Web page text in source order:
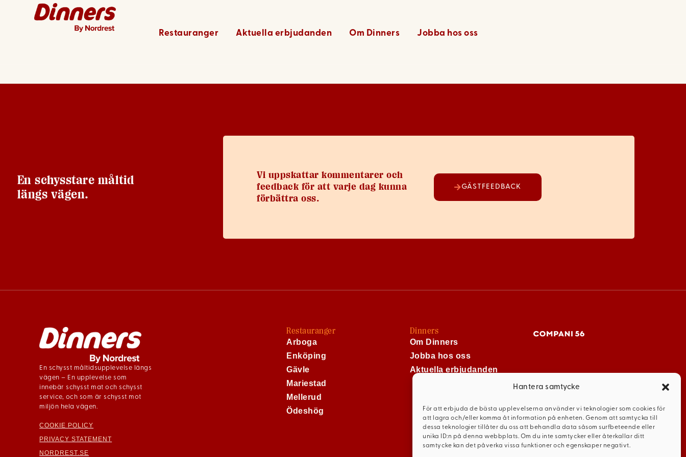
Hantera samtycke
För att erbjuda de bästa upplevelserna använder vi teknologier som cookies för
att lagra och/eller komma åt information på enheten. Genom att samtycka till
dessa teknologier tillåter du oss att behandla data såsom surfbeteende eller
unika ID:n på denna webbplats. Om du inte samtycker eller återkallar ditt
samtycke kan det påverka vissa funktioner och egenskaper negativt.
Restauranger Aktuella erbjudanden Om Dinners Jobba hos oss
Gävle – 36
En schysstare måltid
längs vägen.
Vi uppskattar kommentarer och
feedback för att varje dag kunna
förbättra oss.
GÄSTFEEDBACK
En schysst måltidsupplevelse längs
vägen – En upplevelse som
innebär schysst mat och schysst
service, och som är schysst mot
miljön hela vägen.
COOKIE POLICY
PRIVACY STATEMENT
NORDREST.SE
Restauranger
Arboga
Enköping
Gävle
Mariestad
Mellerud
Ödeshög
Dinners
Om Dinners
Jobba hos oss
Aktuella erbjudanden